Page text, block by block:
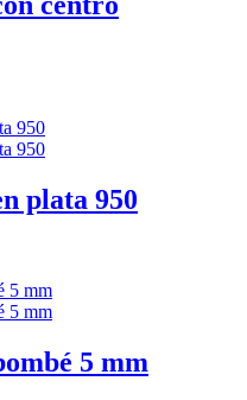
plata 950
5 mm